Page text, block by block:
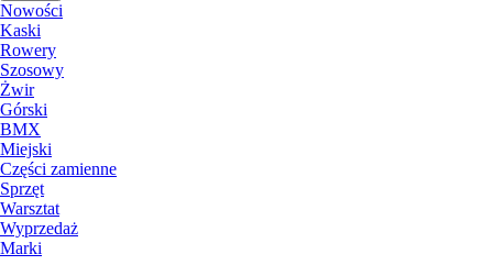
Nowości
Kaski
Rowery
Szosowy
Żwir
Górski
BMX
Miejski
Części zamienne
Sprzęt
Warsztat
Wyprzedaż
Marki